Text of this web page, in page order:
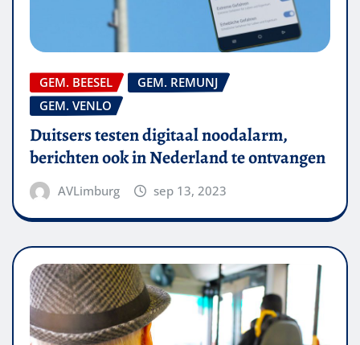
GEM. BEESEL
GEM. REMUNJ
GEM. VENLO
Duitsers testen digitaal noodalarm,
berichten ook in Nederland te ontvangen
AVLimburg sep 13, 2023